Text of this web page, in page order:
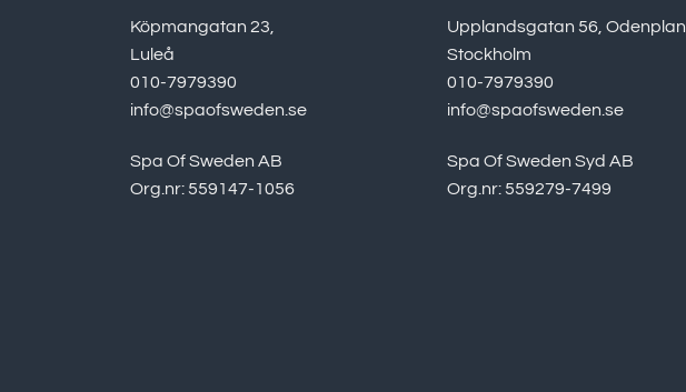
Köpmangatan 23,
Luleå
010-7979390
info@spaofsweden.se
Spa Of Sweden AB
Org.nr: 559147-1056
Upplandsgatan 56, Odenplan,
Stockholm
010-7979390
info@spaofsweden.se
Spa Of Sweden Syd AB
Org.nr: 559279-7499